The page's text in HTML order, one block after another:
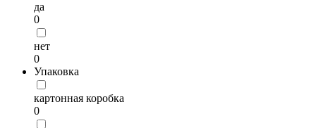
да
0
нет
0
Упаковка
картонная коробка
0